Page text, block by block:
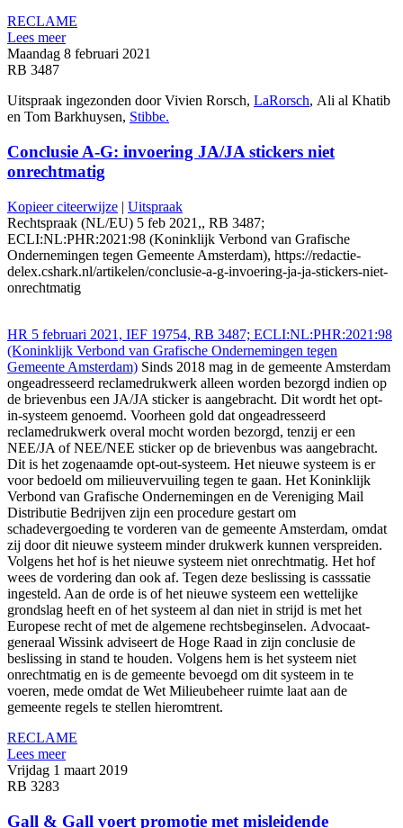
RECLAME
Lees meer
Maandag 8 februari 2021
RB 3487
Uitspraak ingezonden door Vivien Rorsch, LaRorsch, Ali al Khatib
en Tom Barkhuysen, Stibbe.
Conclusie A-G: invoering JA/JA stickers niet
onrechtmatig
Kopieer citeerwijze | Uitspraak
Rechtspraak (NL/EU) 5 feb 2021,, RB 3487;
ECLI:NL:PHR:2021:98 (Koninklijk Verbond van Grafische
Ondernemingen tegen Gemeente Amsterdam), https://redactie-
delex.cshark.nl/artikelen/conclusie-a-g-invoering-ja-ja-stickers-niet-
onrechtmatig
HR 5 februari 2021, IEF 19754, RB 3487; ECLI:NL:PHR:2021:98
(Koninklijk Verbond van Grafische Ondernemingen tegen
Gemeente Amsterdam) Sinds 2018 mag in de gemeente Amsterdam
ongeadresseerd reclamedrukwerk alleen worden bezorgd indien op
de brievenbus een JA/JA sticker is aangebracht. Dit wordt het opt-
in-systeem genoemd. Voorheen gold dat ongeadresseerd
reclamedrukwerk overal mocht worden bezorgd, tenzij er een
NEE/JA of NEE/NEE sticker op de brievenbus was aangebracht.
Dit is het zogenaamde opt-out-systeem. Het nieuwe systeem is er
voor bedoeld om milieuvervuiling tegen te gaan. Het Koninklijk
Verbond van Grafische Ondernemingen en de Vereniging Mail
Distributie Bedrijven zijn een procedure gestart om
schadevergoeding te vorderen van de gemeente Amsterdam, omdat
zij door dit nieuwe systeem minder drukwerk kunnen verspreiden.
Volgens het hof is het nieuwe systeem niet onrechtmatig. Het hof
wees de vordering dan ook af. Tegen deze beslissing is casssatie
ingesteld. Aan de orde is of het nieuwe systeem een wettelijke
grondslag heeft en of het systeem al dan niet in strijd is met het
Europese recht of met de algemene rechtsbeginselen. Advocaat-
generaal Wissink adviseert de Hoge Raad in zijn conclusie de
beslissing in stand te houden. Volgens hem is het systeem niet
onrechtmatig en is de gemeente bevoegd om dit systeem in te
voeren, mede omdat de Wet Milieubeheer ruimte laat aan de
gemeente regels te stellen hieromtrent.
RECLAME
Lees meer
Vrijdag 1 maart 2019
RB 3283
Gall & Gall voert promotie met misleidende